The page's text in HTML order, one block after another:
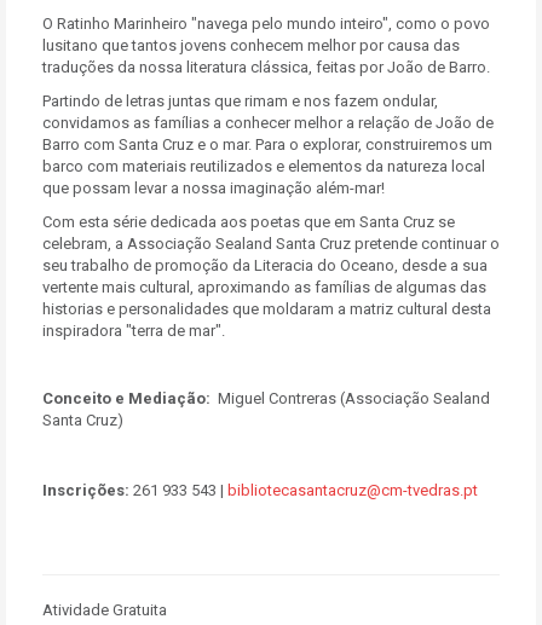
O Ratinho Marinheiro "navega pelo mundo inteiro", como o povo
lusitano que tantos jovens conhecem melhor por causa das
traduções da nossa literatura clássica, feitas por João de Barro.
Partindo de letras juntas que rimam e nos fazem ondular,
convidamos as famílias a conhecer melhor a relação de João de
Barro com Santa Cruz e o mar. Para o explorar, construiremos um
barco com materiais reutilizados e elementos da natureza local
que possam levar a nossa imaginação além-mar!
Com esta série dedicada aos poetas que em Santa Cruz se
celebram, a Associação Sealand Santa Cruz pretende continuar o
seu trabalho de promoção da Literacia do Oceano, desde a sua
vertente mais cultural, aproximando as famílias de algumas das
historias e personalidades que moldaram a matriz cultural desta
inspiradora "terra de mar".
Conceito e Mediação: Miguel Contreras (Associação Sealand
Santa Cruz)
Inscrições: 261 933 543 | bibliotecasantacruz@cm-tvedras.pt
Atividade Gratuita